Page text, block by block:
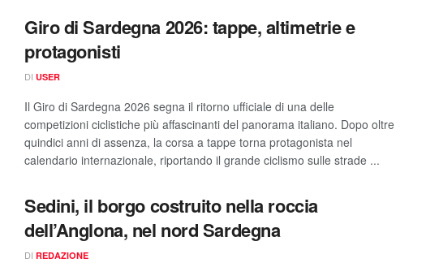
Giro di Sardegna 2026: tappe, altimetrie e
protagonisti
DI USER
Il Giro di Sardegna 2026 segna il ritorno ufficiale di una delle
competizioni ciclistiche più affascinanti del panorama italiano. Dopo oltre
quindici anni di assenza, la corsa a tappe torna protagonista nel
calendario internazionale, riportando il grande ciclismo sulle strade ...
Sedini, il borgo costruito nella roccia
dell’Anglona, nel nord Sardegna
DI REDAZIONE